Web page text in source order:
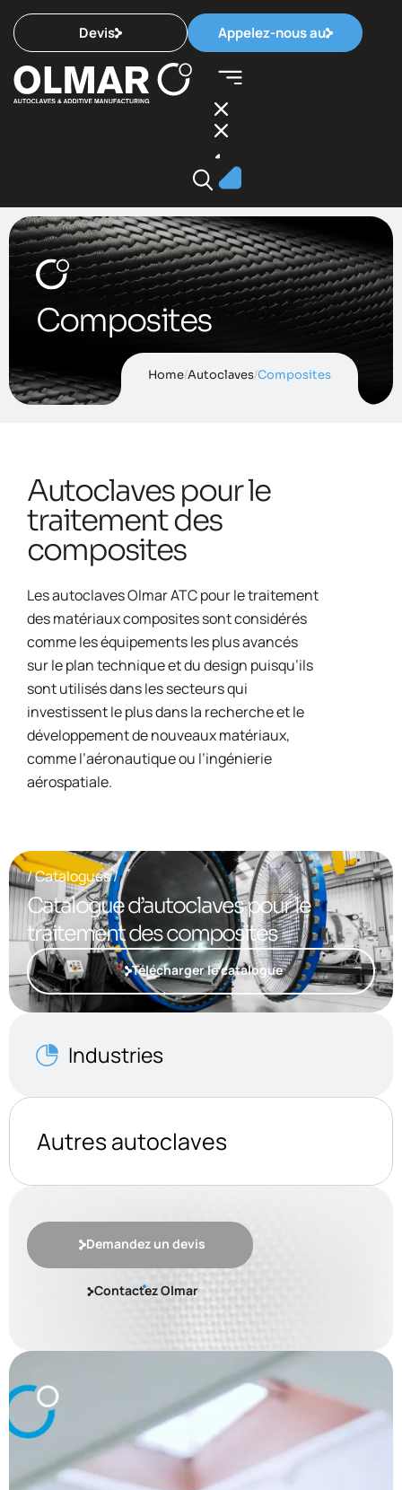
Devis Appelez-nous au
Composites
Home/Autoclaves/Composites
Autoclaves pour le
traitement des
composites
Les autoclaves Olmar ATC pour le traitement
des matériaux composites sont considérés
comme les équipements les plus avancés
sur le plan technique et du design puisqu’ils
sont utilisés dans les secteurs qui
investissent le plus dans la recherche et le
développement de nouveaux matériaux,
comme l’aéronautique ou l’ingénierie
aérospatiale.
/ Catalogues /
Catalogue d’autoclaves pour le
traitement des composites
Télécharger le catalogue
Industries
Autres autoclaves
Demandez un devis
Contactez Olmar